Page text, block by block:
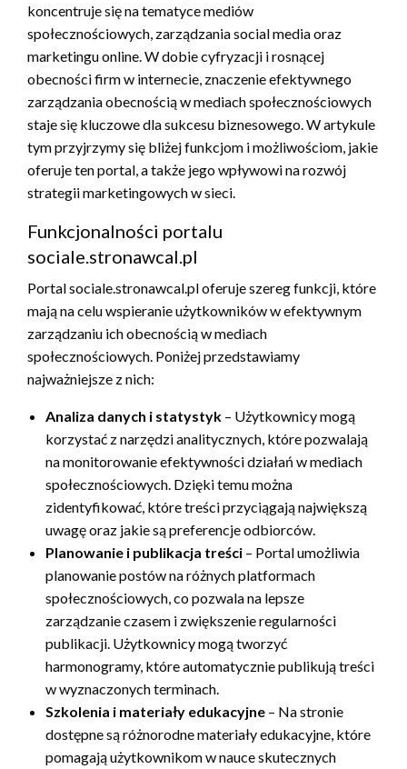
koncentruje się na tematyce mediów
społecznościowych, zarządzania social media oraz
marketingu online. W dobie cyfryzacji i rosnącej
obecności firm w internecie, znaczenie efektywnego
zarządzania obecnością w mediach społecznościowych
staje się kluczowe dla sukcesu biznesowego. W artykule
tym przyjrzymy się bliżej funkcjom i możliwościom, jakie
oferuje ten portal, a także jego wpływowi na rozwój
strategii marketingowych w sieci.
Funkcjonalności portalu
sociale.stronawcal.pl
Portal sociale.stronawcal.pl oferuje szereg funkcji, które
mają na celu wspieranie użytkowników w efektywnym
zarządzaniu ich obecnością w mediach
społecznościowych. Poniżej przedstawiamy
najważniejsze z nich:
Analiza danych i statystyk – Użytkownicy mogą
korzystać z narzędzi analitycznych, które pozwalają
na monitorowanie efektywności działań w mediach
społecznościowych. Dzięki temu można
zidentyfikować, które treści przyciągają największą
uwagę oraz jakie są preferencje odbiorców.
Planowanie i publikacja treści – Portal umożliwia
planowanie postów na różnych platformach
społecznościowych, co pozwala na lepsze
zarządzanie czasem i zwiększenie regularności
publikacji. Użytkownicy mogą tworzyć
harmonogramy, które automatycznie publikują treści
w wyznaczonych terminach.
Szkolenia i materiały edukacyjne – Na stronie
dostępne są różnorodne materiały edukacyjne, które
pomagają użytkownikom w nauce skutecznych